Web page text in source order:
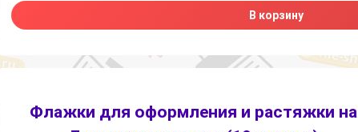
В корзину
Флажки для оформления и растяжки на